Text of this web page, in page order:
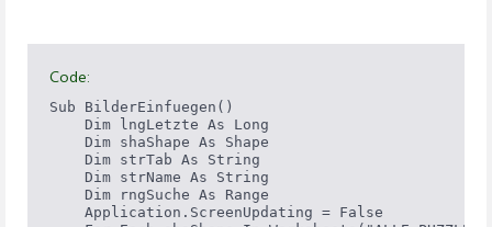
Code:
Sub BilderEinfuegen()
    Dim lngLetzte As Long
    Dim shaShape As Shape
    Dim strTab As String
    Dim strName As String
    Dim rngSuche As Range
    Application.ScreenUpdating = False